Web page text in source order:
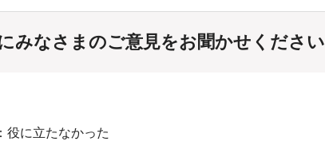
みなさまのご意見をお聞かせください
役に立たなかった